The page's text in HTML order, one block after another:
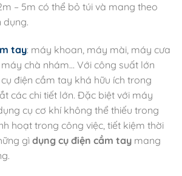
– 5m có thể bỏ túi và mang theo
dụng.
tay: máy khoan, máy mài, máy cưa
chà nhám… Với công suất lớn
điện cầm tay khá hữu ích trong
các chi tiết lớn. Đặc biệt với máy
cụ cơ khí không thể thiếu trong
hoạt trong công việc, tiết kiệm thời
gì dụng cụ điện cầm tay mang